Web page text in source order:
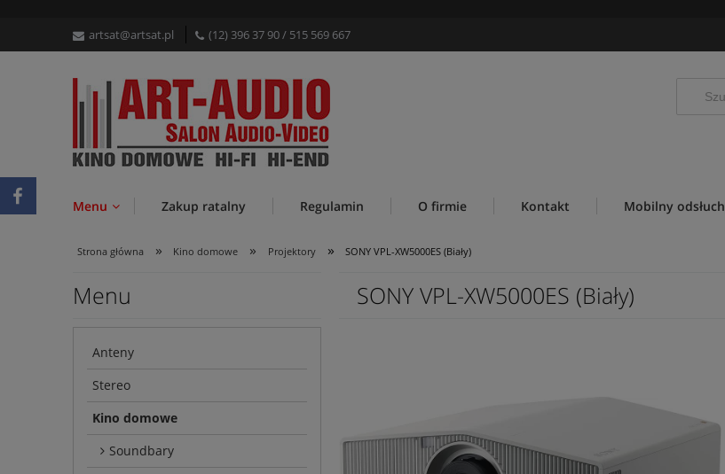
artsat@artsat.pl (12) 396 37 90/ 515 569 667
Menu Zakup ratalny Regulamin O firmie Kontakt Mobilny odsłuch
Strona główna » Kino domowe » Projektory » SONY VPL-XW5000ES (Biały)
Menu
Anteny
Stereo
Kino domowe
Soundbary
SONY VPL-XW5000ES (Biały)